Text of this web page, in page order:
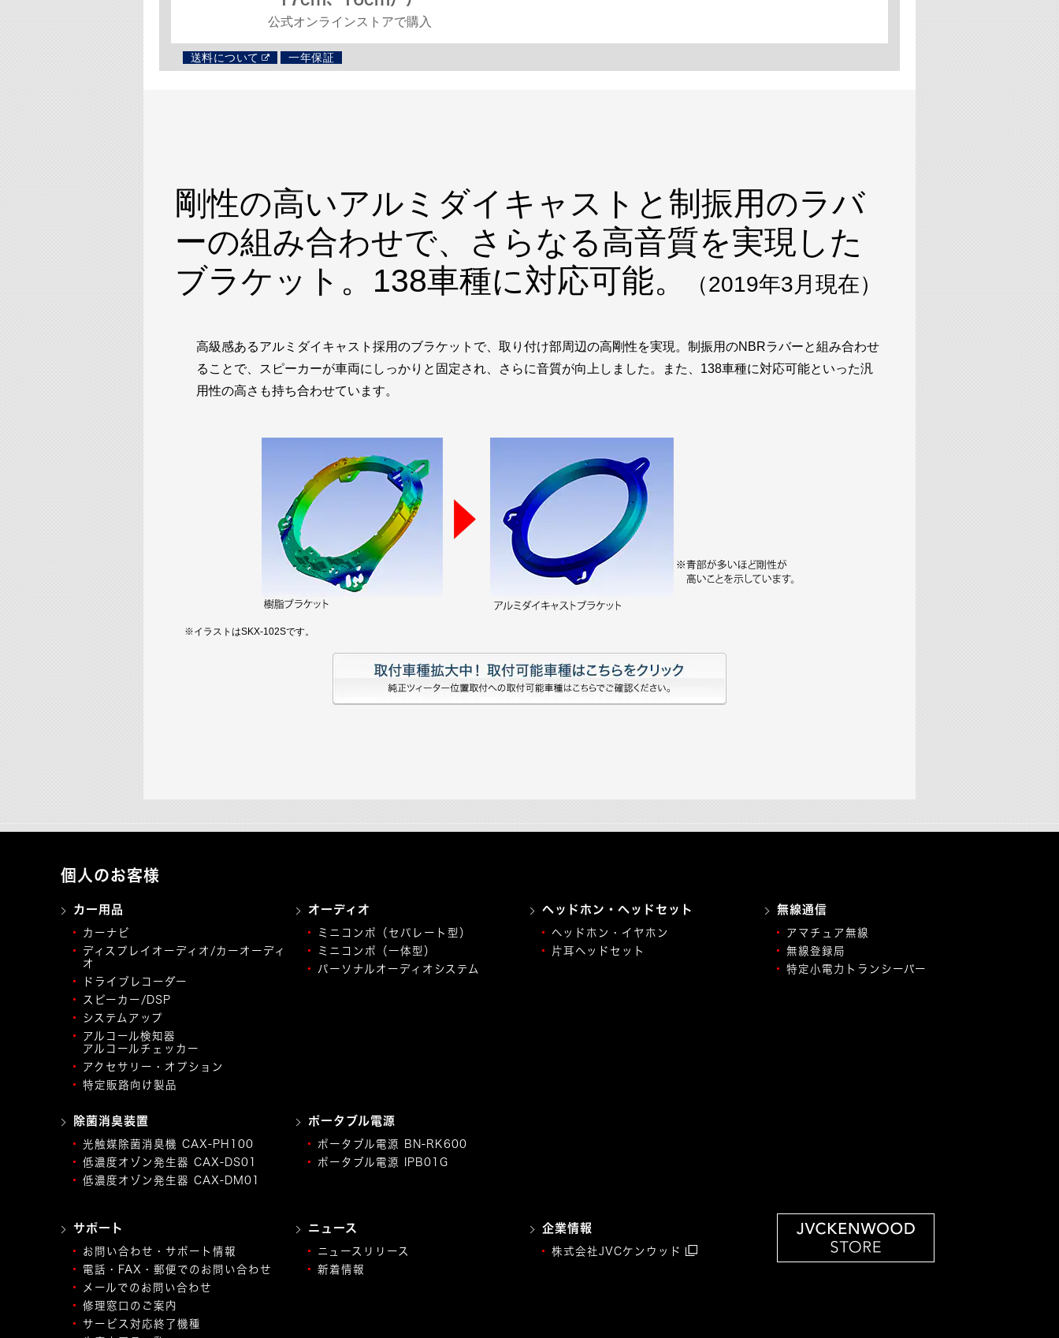
公式オンラインストアで購入
送料について 一年保証
剛性の高いアルミダイキャストと制振用のラバ
ーの組み合わせで、さらなる高音質を実現した
ブラケット。138車種に対応可能。
（2019年3月現在）
高級感あるアルミダイキャスト採用のブラケットで、取り付け部周辺の高剛性を実現。制振用のNBRラバーと組み合わせ
ることで、スピーカーが車両にしっかりと固定され、さらに音質が向上しました。また、138車種に対応可能といった汎
用性の高さも持ち合わせています。
※イラストはSKX-102Sです。
個人のお客様
カー用品
カーナビ
ディスプレイオーディオ/カーオーディ
オ
ドライブレコーダー
スピーカー/DSP
システムアップ
アルコール検知器
アルコールチェッカー
アクセサリー・オプション
特定販路向け製品
オーディオ
ミニコンポ（セパレート型）
ミニコンポ（一体型）
パーソナルオーディオシステム
ヘッドホン・ヘッドセット
ヘッドホン・イヤホン
片耳ヘッドセット
無線通信
アマチュア無線
無線登録局
特定小電力トランシーバー
除菌消臭装置
光触媒除菌消臭機 CAX-PH100
低濃度オゾン発生器 CAX-DS01
低濃度オゾン発生器 CAX-DM01
ポータブル電源
ポータブル電源 BN-RK600
ポータブル電源 IPB01G
サポート
お問い合わせ・サポート情報
電話・FAX・郵便でのお問い合わせ
メールでのお問い合わせ
修理窓口のご案内
サービス対応終了機種
ニュース
ニュースリリース
新着情報
企業情報
株式会社JVCケンウッド